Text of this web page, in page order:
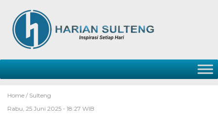
Home / Sulteng
Rabu, 25 Juni 2025 - 18:27 WIB